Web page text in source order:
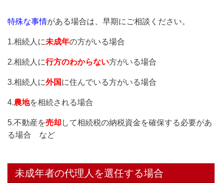
特殊な事情がある場合は、早期にご相談ください。
1.相続人に未成年の方がいる場合
2.相続人に行方のわからない方がいる場合
3.相続人に外国に住んでいる方がいる場合
4.農地を相続される場合
5.不動産を売却して相続税の納税資金を確保する必要があ
る場合 など
未成年者の代理人を選任する場合